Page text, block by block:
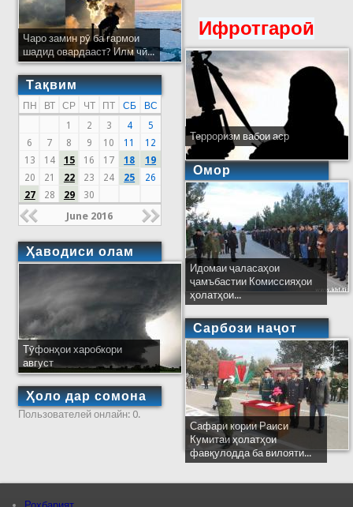
Чаро замин рӯ ба гармои
шадид овардааст? Илм чӣ...
Тақвим
ПН ВТ СР ЧТ ПТ СБ
ВС
1
2 3 4
5
6
7 8 9 10 11
12
13
14 15 16 17 18
19
20
21 22 23 24 25
26
27
28 29 30
June 2016
Ҳаводиси олам
Тӯфонҳои харобкори
август
Ҳоло дар сомона
Пользователей онлайн: 0.
Ифротгароӣ
Терроризм вабои аср
Омор
Идомаи ҷаласаҳои
ҷамъбастии Комиссияҳои
ҳолатҳои...
Сарбози наҷот
Сафари кории Раиси
Кумитаи ҳолатҳои
фавқулодда ба вилояти...